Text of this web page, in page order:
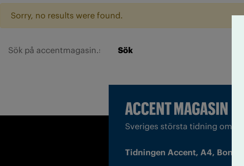
Sorry, no results were found.
Sök
Sveriges största tidning om
Tidningen Accent, A4,